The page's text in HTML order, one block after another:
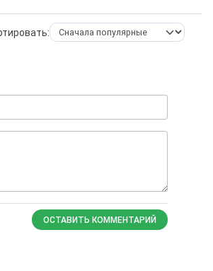
ОСТАВИТЬ КОММЕНТАРИЙ